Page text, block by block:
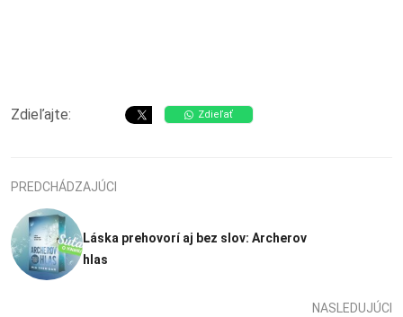
Zdieľajte: Zdieľať
PREDCHÁDZAJÚCI
Láska prehovorí aj bez slov: Archerov
hlas
NASLEDUJÚCI